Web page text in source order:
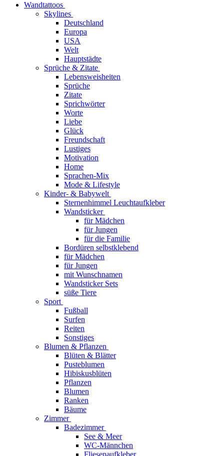
Wandtattoos
Skylines
Deutschland
Europa
USA
Welt
Hauptstädte
Sprüche & Zitate
Lebensweisheiten
Sprüche
Zitate
Sprichwörter
Worte
Liebe
Glück
Freundschaft
Lustiges
Motivation
Home
Sprachen-Mix
Mode & Lifestyle
Kinder- & Babywelt
Sternenhimmel Leuchtaufkleber
Wandsticker
für Mädchen
für Jungen
für die Familie
Bordüren selbstklebend
für Mädchen
für Jungen
mit Wunschnamen
Wandsticker Sets
süße Tiere
Sport
Fußball
Surfen
Reiten
Sonstiges
Blumen & Pflanzen
Blüten & Blätter
Pusteblumen
Hibiskusblüten
Pflanzen
Blumen
Ranken
Bäume
Zimmer
Badezimmer
See & Meer
WC-Männchen
Fliesenaufkleber